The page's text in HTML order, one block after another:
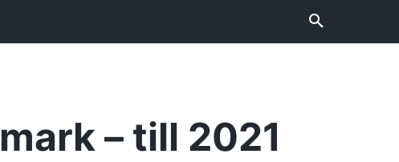
– till 2021